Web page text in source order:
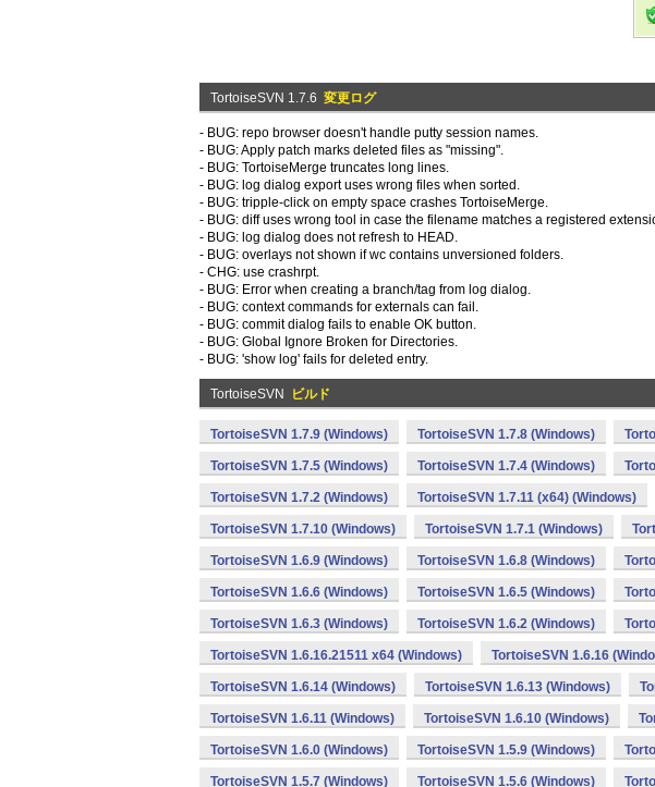
TortoiseSVN 1.7.6 変更ログ
- BUG: repo browser doesn't handle putty session names.
- BUG: Apply patch marks deleted files as "missing".
- BUG: TortoiseMerge truncates long lines.
- BUG: log dialog export uses wrong files when sorted.
- BUG: tripple-click on empty space crashes TortoiseMerge.
- BUG: diff uses wrong tool in case the filename matches a registered
- BUG: log dialog does not refresh to HEAD.
- BUG: overlays not shown if wc contains unversioned folders.
- CHG: use crashrpt.
- BUG: Error when creating a branch/tag from log dialog.
- BUG: context commands for externals can fail.
- BUG: commit dialog fails to enable OK button.
- BUG: Global Ignore Broken for Directories.
- BUG: 'show log' fails for deleted entry.
TortoiseSVN ビルド
TortoiseSVN 1.7.9 (Windows) TortoiseSVN 1.7.8 (Windows)
TortoiseSVN 1.7.5 (Windows) TortoiseSVN 1.7.4 (Windows)
TortoiseSVN 1.7.2 (Windows) TortoiseSVN 1.7.11 (x64) (Windows)
TortoiseSVN 1.7.10 (Windows) TortoiseSVN 1.7.1 (Windows)
TortoiseSVN 1.6.9 (Windows) TortoiseSVN 1.6.8 (Windows)
TortoiseSVN 1.6.6 (Windows) TortoiseSVN 1.6.5 (Windows)
TortoiseSVN 1.6.3 (Windows) TortoiseSVN 1.6.2 (Windows)
TortoiseSVN 1.6.16.21511 x64 (Windows) TortoiseSVN 1.6.16
TortoiseSVN 1.6.14 (Windows) TortoiseSVN 1.6.13 (Windows)
TortoiseSVN 1.6.11 (Windows) TortoiseSVN 1.6.10 (Windows)
TortoiseSVN 1.6.0 (Windows) TortoiseSVN 1.5.9 (Windows)
TortoiseSVN 1.5.7 (Windows) TortoiseSVN 1.5.6 (Windows)